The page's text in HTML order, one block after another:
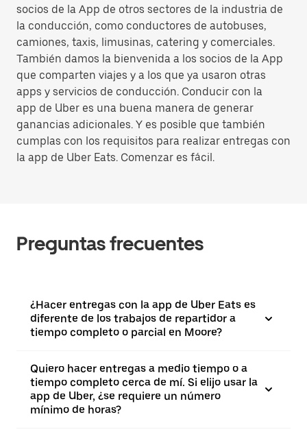
socios de la App de otros sectores de la industria de
la conducción, como conductores de autobuses,
camiones, taxis, limusinas, catering y comerciales.
También damos la bienvenida a los socios de la App
que comparten viajes y a los que ya usaron otras
apps y servicios de conducción. Conducir con la
app de Uber es una buena manera de generar
ganancias adicionales. Y es posible que también
cumplas con los requisitos para realizar entregas con
la app de Uber Eats. Comenzar es fácil.
Preguntas frecuentes
¿Hacer entregas con la app de Uber Eats es
diferente de los trabajos de repartidor a
tiempo completo o parcial en Moore?
Quiero hacer entregas a medio tiempo o a
tiempo completo cerca de mí. Si elijo usar la
app de Uber, ¿se requiere un número
mínimo de horas?